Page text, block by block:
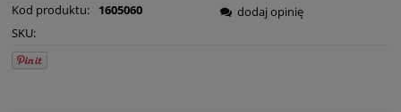
Kod produktu:
1605060
SKU:
dodaj opinię